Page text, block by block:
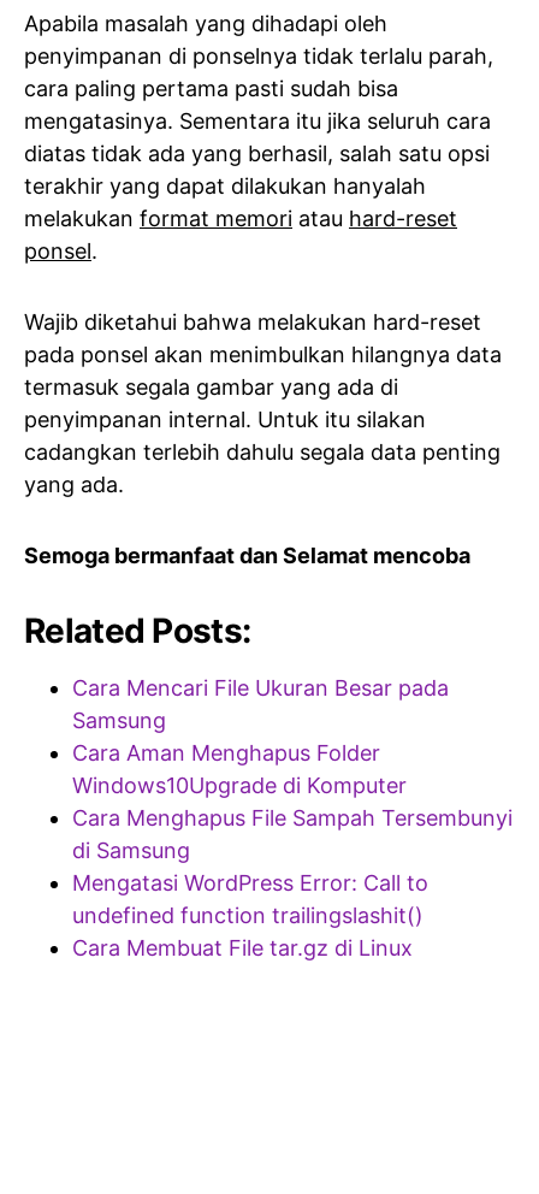
Apabila masalah yang dihadapi oleh
penyimpanan di ponselnya tidak terlalu parah,
cara paling pertama pasti sudah bisa
mengatasinya. Sementara itu jika seluruh cara
diatas tidak ada yang berhasil, salah satu opsi
terakhir yang dapat dilakukan hanyalah
melakukan format memori atau hard-reset
ponsel.
Wajib diketahui bahwa melakukan hard-reset
pada ponsel akan menimbulkan hilangnya data
termasuk segala gambar yang ada di
penyimpanan internal. Untuk itu silakan
cadangkan terlebih dahulu segala data penting
yang ada.
Semoga bermanfaat dan Selamat mencoba
Related Posts:
Cara Mencari File Ukuran Besar pada
Samsung
Cara Aman Menghapus Folder
Windows10Upgrade di Komputer
Cara Menghapus File Sampah Tersembunyi
di Samsung
Mengatasi WordPress Error: Call to
undefined function trailingslashit()
Cara Membuat File tar.gz di Linux